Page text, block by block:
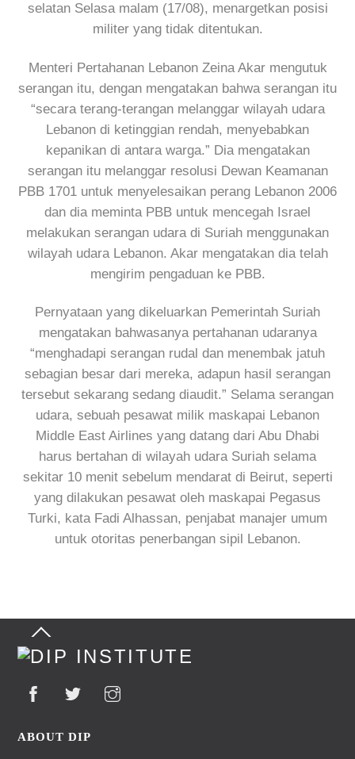
selatan Selasa malam (17/08), menargetkan posisi
militer yang tidak ditentukan.
Menteri Pertahanan Lebanon Zeina Akar mengutuk
serangan itu, dengan mengatakan bahwa serangan itu
“secara terang-terangan melanggar wilayah udara
Lebanon di ketinggian rendah, menyebabkan
kepanikan di antara warga.” Dia mengatakan
serangan itu melanggar resolusi Dewan Keamanan
PBB 1701 untuk menyelesaikan perang Lebanon 2006
dan dia meminta PBB untuk mencegah Israel
melakukan serangan udara di Suriah menggunakan
wilayah udara Lebanon. Akar mengatakan dia telah
mengirim pengaduan ke PBB.
Pernyataan yang dikeluarkan Pemerintah Suriah
mengatakan bahwasanya pertahanan udaranya
“menghadapi serangan rudal dan menembak jatuh
sebagian besar dari mereka, adapun hasil serangan
tersebut sekarang sedang diaudit.” Selama serangan
udara, sebuah pesawat milik maskapai Lebanon
Middle East Airlines yang datang dari Abu Dhabi
harus bertahan di wilayah udara Suriah selama
sekitar 10 menit sebelum mendarat di Beirut, seperti
yang dilakukan pesawat oleh maskapai Pegasus
Turki, kata Fadi Alhassan, penjabat manajer umum
untuk otoritas penerbangan sipil Lebanon.
Back
Top
ABOUT DIP